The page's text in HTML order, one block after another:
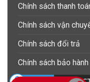
Chính sách thanh
Chính sách vận
Chính sách đổi trả
Chính sách bảo hành